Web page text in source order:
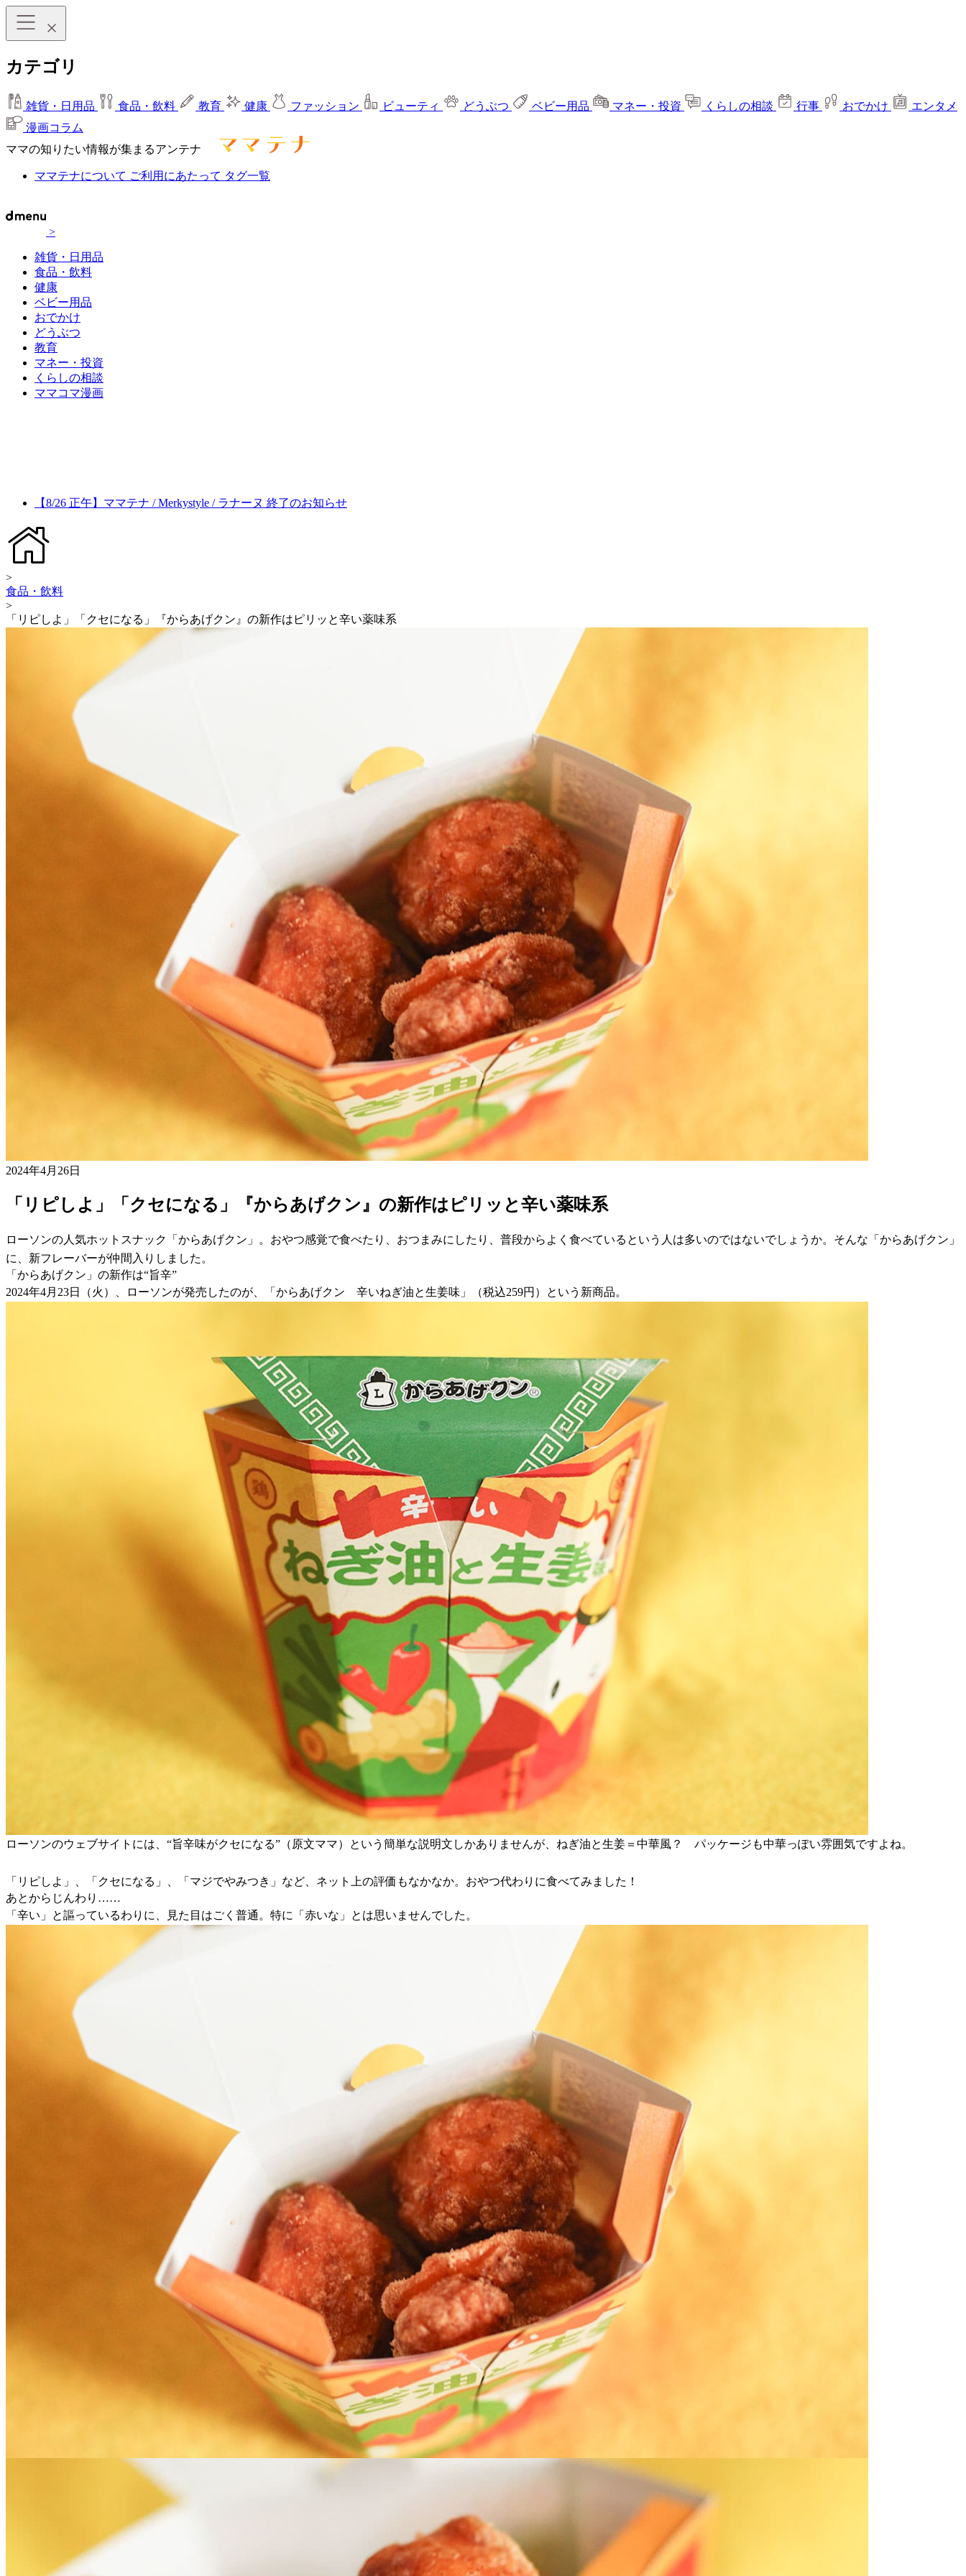
カテゴリ
雑貨・日用品 食品・飲料 教育 健康 ファッション ビューティ どうぶつ ベビー用品 マネー・投資 くらしの相談 行事 おでかけ
エンタメ
漫画コラム
ママの知りたい情報が集まるアンテナ
ママテナについて ご利用にあたって タグ一覧
>
雑貨・日用品
食品・飲料
健康
ベビー用品
おでかけ
どうぶつ
教育
マネー・投資
くらしの相談
ママコマ漫画
【8/26 正午】ママテナ / Merkystyle / ラナーヌ 終了のお知らせ
>
食品・飲料
>
「リピしよ」「クセになる」『からあげクン』の新作はピリッと辛い薬味系
2024年4月26日
「リピしよ」「クセになる」『からあげクン』の新作はピリッと辛い薬味系
ローソンの人気ホットスナック「からあげクン」。おやつ感覚で食べたり、おつまみにしたり、普段からよく食べているという人は多いのではないでしょうか。そんな「からあげクン」
に、新フレーバーが仲間入りしました。
「からあげクン」の新作は“旨辛”
2024年4月23日（火）、ローソンが発売したのが、「からあげクン 辛いねぎ油と生姜味」（税込259円）という新商品。
ローソンのウェブサイトには、“旨辛味がクセになる”（原文ママ）という簡単な説明文しかありませんが、ねぎ油と生姜＝中華風？ パッケージも中華っぽい雰囲気ですよね。
「リピしよ」、「クセになる」、「マジでやみつき」など、ネット上の評価もなかなか。おやつ代わりに食べてみました！
あとからじんわり……
「辛い」と謳っているわりに、見た目はごく普通。特に「赤いな」とは思いませんでした。